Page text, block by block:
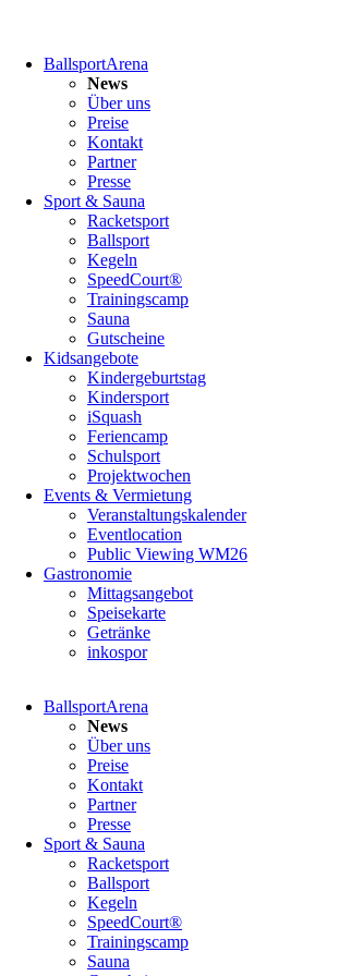
überspringenBallsportArena
News
Über uns
Preise
Kontakt
Partner
Presse
Sport & Sauna
Racketsport
Ballsport
Kegeln
SpeedCourt®
Trainingscamp
Sauna
Gutscheine
Kidsangebote
Kindergeburtstag
Kindersport
iSquash
Feriencamp
Schulsport
Projektwochen
Events & Vermietung
Veranstaltungskalender
Eventlocation
Public Viewing WM26
Gastronomie
Mittagsangebot
Speisekarte
Getränke
inkospor
überspringenBallsportArena
News
Über uns
Preise
Kontakt
Partner
Presse
Sport & Sauna
Racketsport
Ballsport
Kegeln
SpeedCourt®
Trainingscamp
Sauna